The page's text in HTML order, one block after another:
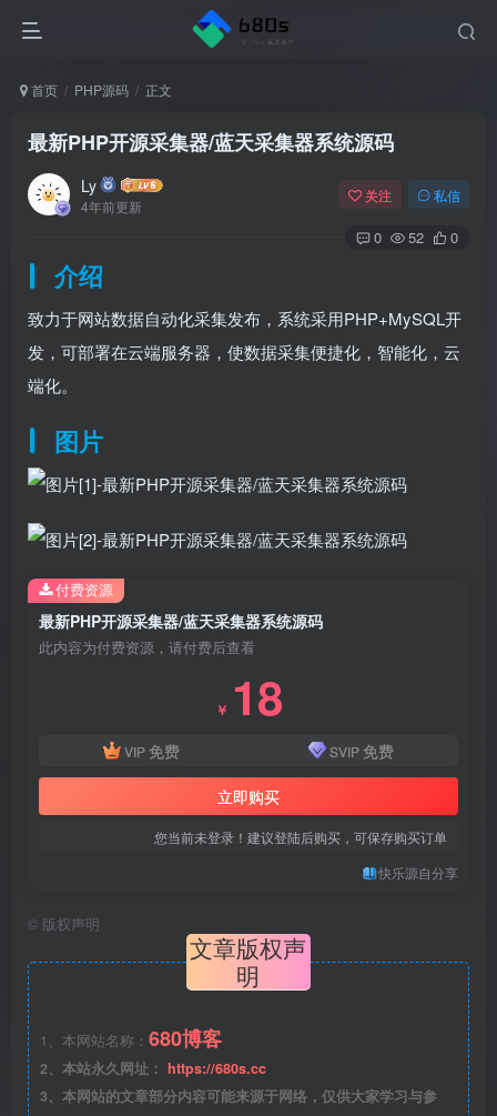
首页 PHP源码 正文
最新PHP开源采集器/蓝天采集器系统源码
Ly
4年前更新
关注 私信
0 52 0
介绍
致力于网站数据自动化采集发布，系统采用PHP+MySQL开
发，可部署在云端服务器，使数据采集便捷化，智能化，云
端化。
图片
最新PHP开源采集器/蓝天采集器系统源码
此内容为付费资源，请付费后查看
￥ 18
VIP 免费 SVIP 免费
立即购买
您当前未登录！建议登陆后购买，可保存购买订单
快乐源自分享
付费资源
© 版权声明
文章版权声
明
1、本网站名称： 680博客
2、本站永久网址： https://680s.cc
3、本网站的文章部分内容可能来源于网络，仅供大家学习与参